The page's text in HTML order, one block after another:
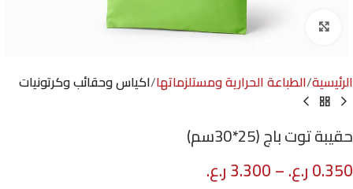
Click to enlarge
الرئيسية الطباعة الحرارية ومستلزماتها اكياس وحقائب وكرتونيات
حقيبة توت باج (25*30سم)
0.350ر.ع.–
3.300ر.ع.